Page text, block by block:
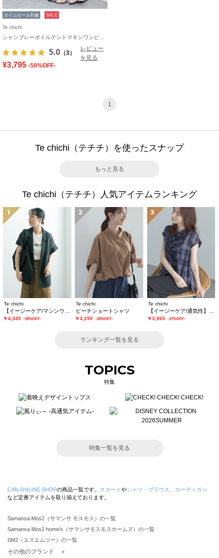
タイムセール対象 SALE
Te chichi
5.0 （3）
レビュー
を見る
¥3,795 -50%OFF-
1
Te chichi（テチチ）を使ったスナップ
もっと見る
Te chichi（テチチ）人気アイテムランキング
1
Te chichi
￥4,345 -50%OFF-
2
Te chichi
ピーチショートシャツ
￥4,290 -20%OFF-
3
Te chichi
￥3,960 -27%OFF-
ランキング一覧を見る
TOPICS
特集
特集一覧を見る
CAN ONLINE SHOPの商品一覧です。 スカート やシャツ・ブラウス
カーディガン
など定番アイテムを取り揃えております。
Samansa Mos2（サマンサ モスモス）の一覧
Samansa Mos2 home's（サマンサモスモスホームズ）の一覧
SM2（エスエムツー）の一覧
TSUHARU by Samansa Mos2（ツハルバイサマンサモスモス）の一覧
その他のブランド ＋